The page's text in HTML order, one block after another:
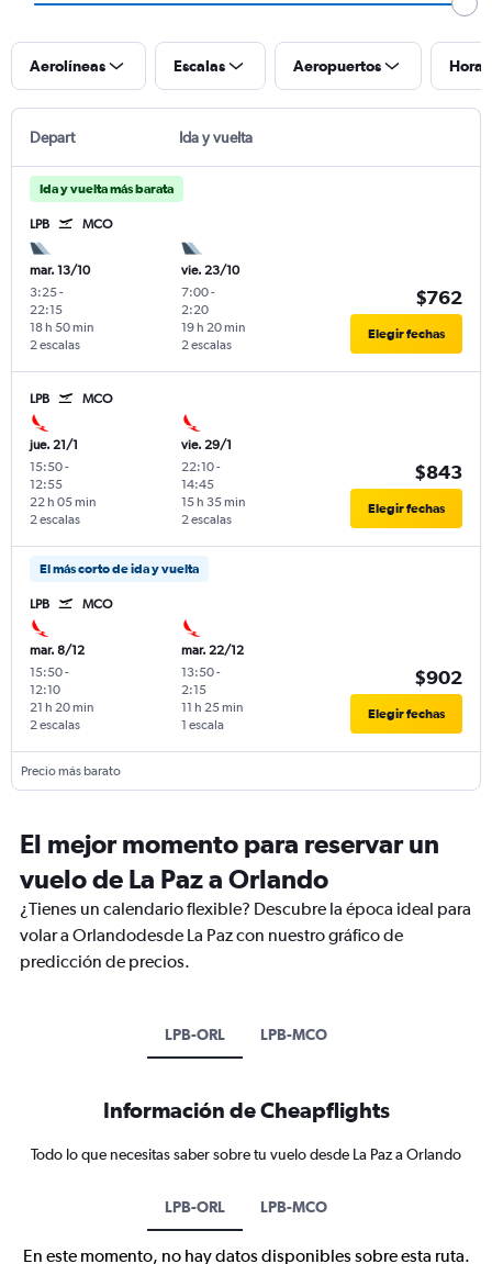
Aerolíneas Escalas Aeropuertos
Depart Ida y vuelta
Ida y vuelta más barata
LPB MCO
mar. 13/10
3:25-
22:15
2 escalas
18 h 50 min
vie. 23/10
7:00-
2:20
2 escalas
19 h 20 min
$762
Elegir fechas
LPB MCO
jue. 21/1
15:50-
12:55
2 escalas
22 h 05 min
vie. 29/1
22:10-
14:45
2 escalas
15 h 35 min
$843
Elegir fechas
El más corto de ida y vuelta
LPB MCO
mar. 8/12
15:50-
12:10
2 escalas
21 h 20 min
mar. 22/12
13:50-
2:15
1 escala
11 h 25 min
$902
Elegir fechas
Precio más barato
El mejor momento para reservar un
vuelo de La Paz a Orlando
¿Tienes un calendario flexible? Descubre la época ideal para
volar a Orlandodesde La Paz con nuestro gráfico de
predicción de precios.
LPB-ORL LPB-MCO
Información de Cheapflights
Todo lo que necesitas saber sobre tu vuelo desde La Paz a Orlando
LPB-ORL LPB-MCO
En este momento, no hay datos disponibles sobre esta ruta.